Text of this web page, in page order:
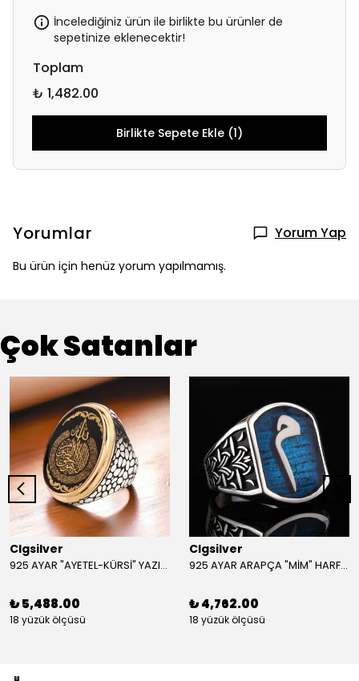
İncelediğiniz ürün ile birlikte bu ürünler de
sepetinize eklenecektir!
Toplam
₺ 1,482.00
Birlikte Sepete Ekle (1)
Yorumlar Yorum Yap
Bu ürün için henüz yorum yapılmamış.
Çok Satanlar
Clgsilver
925 AYAR "AYETEL-KÜRSİ" YAZILI GÜMÜŞ ERKEK YÜZÜK
₺ 5,488.00
18 yüzük ölçüsü
Clgsilver
925 AYAR ARAPÇA "MİM" HARFLİ GÜMÜŞ ERKEK YÜZÜK
₺ 4,762.00
18 yüzük ölçüsü